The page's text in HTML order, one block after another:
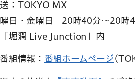
：TOKYO MX
日・金曜日 20時40分～20時
「堀潤 Live Junction」内
組情報： 番組ホームページ